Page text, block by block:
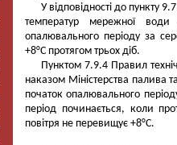
У відповідності до пункту
температур мережної
опалювального періоду за
+8°С протягом трьох діб.
Пунктом 7.9.4 Правил
наказом Міністерства
початок опалювального
період починається, коли
повітря не перевищує +8°С.